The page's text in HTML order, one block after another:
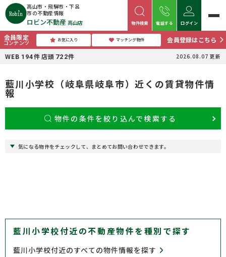
高山市・飛騨市・下呂
市の不動産情報
ロビン不動産 高山店 物件検索 電話する ログイン
会員限定
コンテンツ お気に入り マッチング物件
会員登録はこちら
WEB 194件 店頭 722件 2026.08.07 更新
藍川小学校（岐阜県岐阜市）近くの賃貸物件情
報
物件の条件を絞り込んで検索する
気になる物件をチェックして、まとめてお問い合わせできます。
藍川小学校付近の不動産物件を種別で探す
藍川小学校付近のすべての物件情報を探す